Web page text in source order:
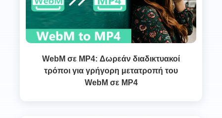
WebM σε MP4: Δωρεάν διαδικτυακοί
τρόποι για γρήγορη μετατροπή του
WebM σε MP4